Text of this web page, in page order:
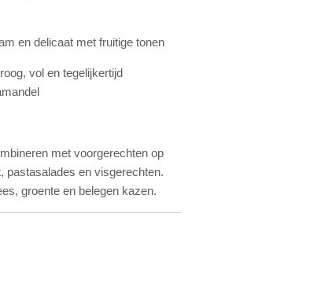
en delicaat met fruitige tonen
vol en tegelijkertijd
met voorgerechten op
pastasalades en visgerechten.
groente en belegen kazen.